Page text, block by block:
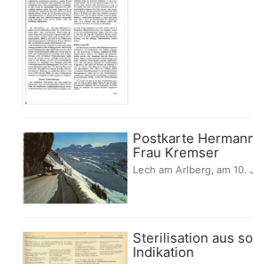
Postkarte
Frau Kremser
Lech am Arlberg, am 10.
Sterilisation aus
Indikation